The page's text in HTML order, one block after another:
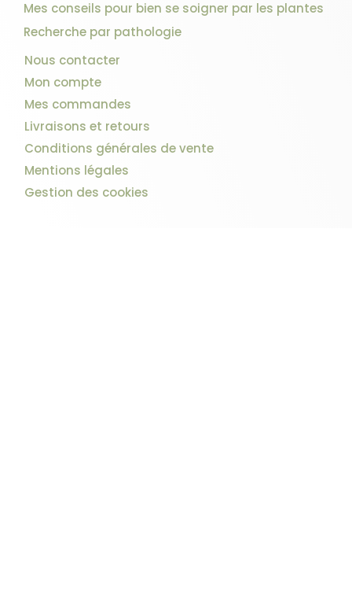
Mes conseils pour bien se soigner par les plantes
Recherche par pathologie
Nous contacter
Mon compte
Mes commandes
Livraisons et retours
Conditions générales de vente
Mentions légales
Gestion des cookies